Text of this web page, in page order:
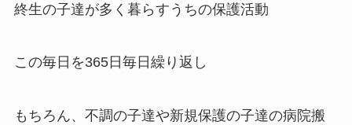
終生の子達が多く暮らすうちの保護活動
この毎日を365日毎日繰り返し
もちろん、不調の子達や新規保護の子達の病院搬